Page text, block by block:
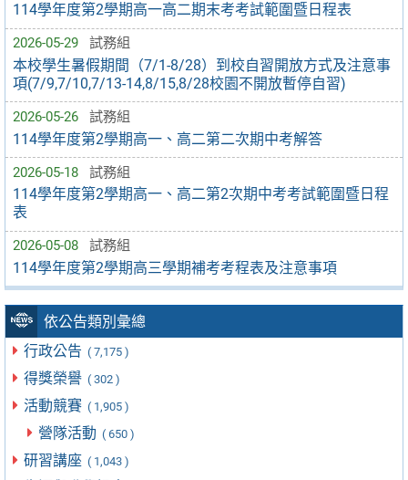
114學年度第2學期高一高二期末考考試範圍暨日程表
2026-05-29 試務組
本校學生暑假期間（7/1-8/28）到校自習開放方式及注意事
項(7/9,7/10,7/13-14,8/15,8/28校園不開放暫停自習)
2026-05-26 試務組
114學年度第2學期高一、高二第二次期中考解答
2026-05-18 試務組
114學年度第2學期高一、高二第2次期中考考試範圍暨日程
表
2026-05-08 試務組
114學年度第2學期高三學期補考考程表及注意事項
依公告類別彙總
行政公告 ( 7,175 )
得獎榮譽 ( 302 )
活動競賽 ( 1,905 )
營隊活動 ( 650 )
研習講座 ( 1,043 )